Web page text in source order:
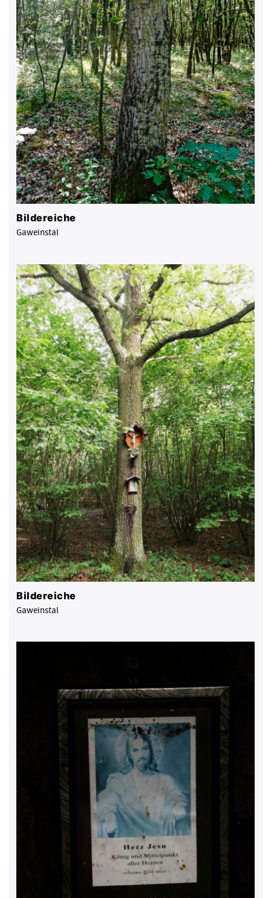
Bildereiche
Gaweinstal
Bildereiche
Gaweinstal